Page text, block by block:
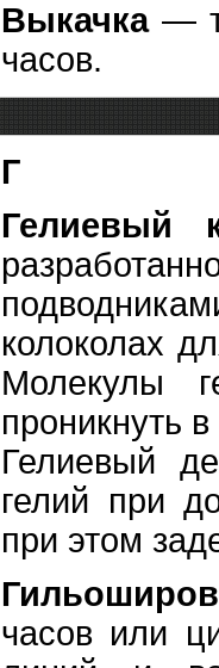
Выкачка—
часов.
Г
Гелиевый
колоколах
Молекулы
проникнуть
Гелиевый
гелий при
при этом
часов или